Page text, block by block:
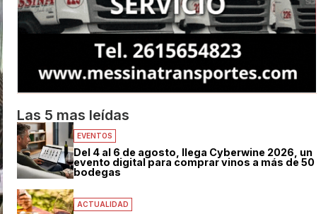
Las 5 mas leídas
EVENTOS
Del 4 al 6 de agosto, llega Cyberwine 2026, un
evento digital para comprar vinos a más de 50
bodegas
ACTUALIDAD